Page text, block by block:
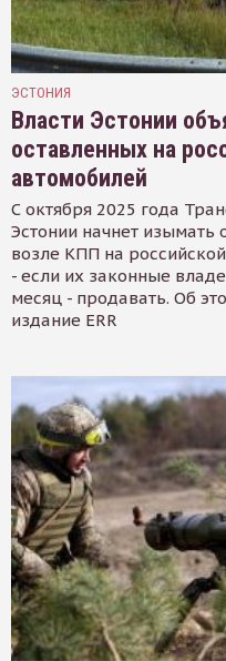
ЭСТОНИЯ
Власти Эстонии
оставленных на
автомобилей
С октября 2025 года
Эстонии начнет изымать
возле КПП на
- если их законные
месяц - продавать. Об
издание ERR